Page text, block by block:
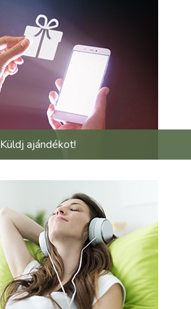
Küldj ajándékot!